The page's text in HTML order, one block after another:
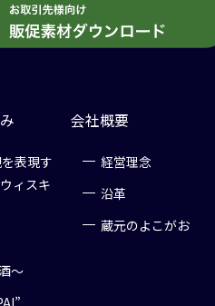
表現す
ィスキ
～
会社概要
経営理念
沿革
蔵元のよこがお